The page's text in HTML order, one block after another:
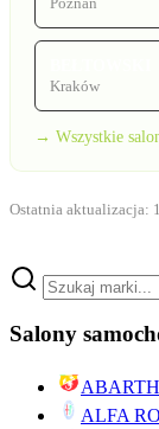
Kraków
→ Wszystkie
Ostatnia aktualizacja:
Salony
ABARTH
ALFA